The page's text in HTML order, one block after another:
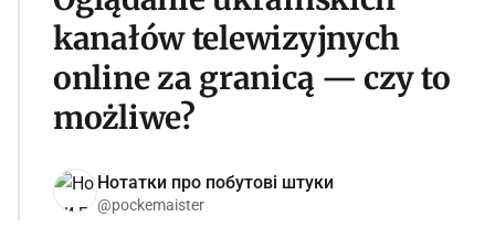
kanałów telewizyjnych
online za granicą — czy to
możliwe?
Нотатки про побутові штуки
@pockemaister